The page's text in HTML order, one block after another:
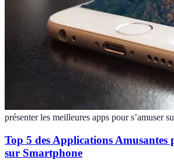
présenter les meilleures apps pour s’amuser
Top 5 des Applications Amusantes
sur Smartphone